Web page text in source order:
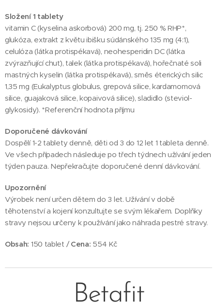
Složení 1 tablety
vitamin C (kyselina askorbová) 200 mg, tj. 250 % RHP*,
glukóza, extrakt z květu ibišku súdánského 135 mg (4:1),
celulóza (látka protispékavá), neohesperidin DC (látka
zvýrazňující chuť), talek (látka protispékavá), hořečnaté soli
mastných kyselin (látka protispékavá), směs éterických silic
1,35 mg (Eukalyptus globulus, grepová silice, kardamomová
silice, guajaková silice, kopaivová silice), sladidlo (steviol-
glykosidy). *Referenční hodnota příjmu
Doporučené dávkování
Dospělí 1-2 tablety denně, děti od 3 do 12 let 1 tableta denně.
Ve všech případech následuje po třech týdnech užívání jeden
týden pauza. Nepřekračujte doporučené denní dávkování.
Upozornění
Výrobek není určen dětem do 3 let. Užívání v době
těhotenství a kojení konzultujte se svým lékařem. Doplňky
stravy nejsou určeny k používání jako náhrada pestré stravy.
Obsah: 150 tablet / Cena: 554 Kč
Betafit